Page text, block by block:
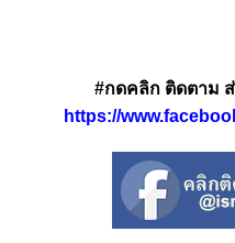
#กดคลิก ติดตาม
https://